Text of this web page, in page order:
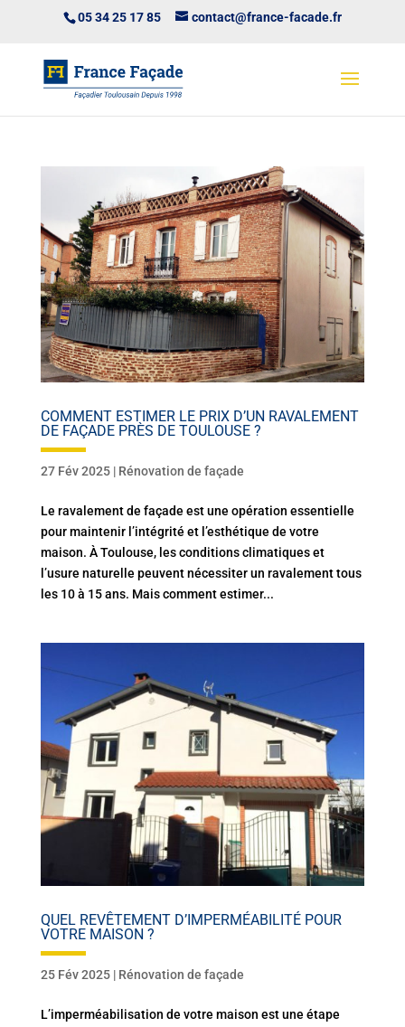
05 34 25 17 85 contact@france-facade.fr
COMMENT ESTIMER LE PRIX D’UN RAVALEMENT
DE FAÇADE PRÈS DE TOULOUSE ?
27 Fév 2025| Rénovation de façade
Le ravalement de façade est une opération essentielle
pour maintenir l’intégrité et l’esthétique de votre
maison. À Toulouse, les conditions climatiques et
l’usure naturelle peuvent nécessiter un ravalement tous
les 10 à 15 ans. Mais comment estimer...
QUEL REVÊTEMENT D’IMPERMÉABILITÉ POUR
VOTRE MAISON ?
25 Fév 2025| Rénovation de façade
L’imperméabilisation de votre maison est une étape